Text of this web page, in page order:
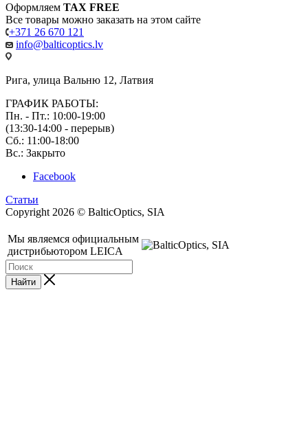
Оформляем TAX FREE
Все товары можно заказать на этом сайте
+371 26 670 121
info@balticoptics.lv
Рига, улица Вальню 12, Латвия
ГРАФИК РАБОТЫ:
Пн. - Пт.: 10:00-19:00
(13:30-14:00 - перерыв)
Сб.: 11:00-18:00
Вс.: Закрыто
Facebook
Статьи
Copyright 2026 © BalticOptics, SIA
Мы являемся официальным
дистрибьютором LEICA
Найти